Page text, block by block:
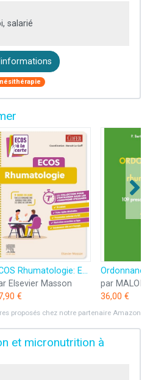
salarié
ECOS Rhumatologie: ECOS à la carte
Elsevier Masson
€
par
36,00 €
proposés chez notre partenaire Amazon
et micronutrition à